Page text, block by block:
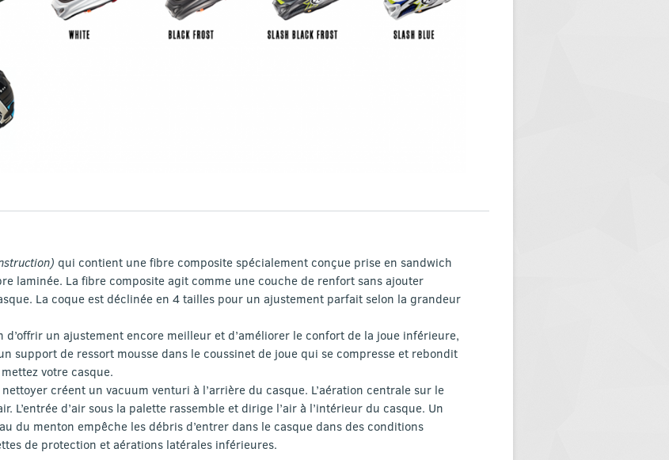
qui contient une fibre composite spécialement conçue prise en sandwich
laminée. La fibre composite agit comme une couche de renfort sans ajouter
La coque est déclinée en 4 tailles pour un ajustement parfait selon la grandeur
d’offrir un ajustement encore meilleur et d’améliorer le confort de la joue inférieure,
support de ressort mousse dans le coussinet de joue qui se compresse et rebondit
votre casque.
créent un vacuum venturi à l’arrière du casque. L’aération centrale sur le
L’entrée d’air sous la palette rassemble et dirige l’air à l’intérieur du casque. Un
du menton empêche les débris d’entrer dans le casque dans des conditions
de protection et aérations latérales inférieures.